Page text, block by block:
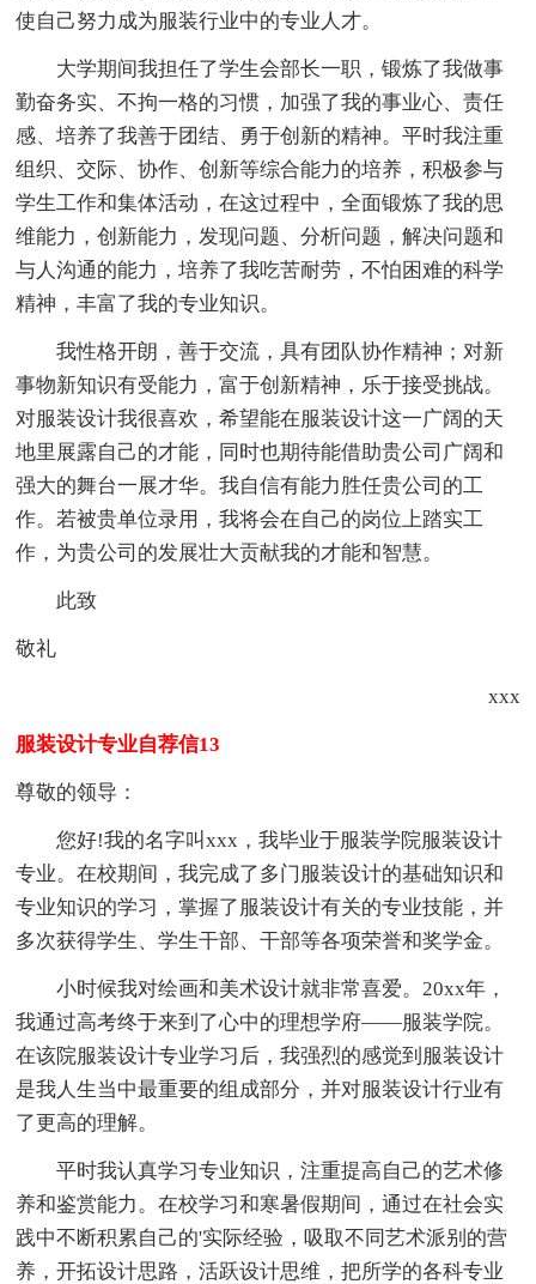
使自己努力成为服装行业中的专业人才。
大学期间我担任了学生会部长一职，锻炼了我做事
勤奋务实、不拘一格的习惯，加强了我的事业心、责任
感、培养了我善于团结、勇于创新的精神。平时我注重
组织、交际、协作、创新等综合能力的培养，积极参与
学生工作和集体活动，在这过程中，全面锻炼了我的思
维能力，创新能力，发现问题、分析问题，解决问题和
与人沟通的能力，培养了我吃苦耐劳，不怕困难的科学
精神，丰富了我的专业知识。
我性格开朗，善于交流，具有团队协作精神；对新
事物新知识有受能力，富于创新精神，乐于接受挑战。
对服装设计我很喜欢，希望能在服装设计这一广阔的天
地里展露自己的才能，同时也期待能借助贵公司广阔和
强大的舞台一展才华。我自信有能力胜任贵公司的工
作。若被贵单位录用，我将会在自己的岗位上踏实工
作，为贵公司的发展壮大贡献我的才能和智慧。
此致
敬礼
xxx
服装设计专业自荐信13
尊敬的领导：
您好!我的名字叫xxx，我毕业于服装学院服装设计
专业。在校期间，我完成了多门服装设计的基础知识和
专业知识的学习，掌握了服装设计有关的专业技能，并
多次获得学生、学生干部、干部等各项荣誉和奖学金。
小时候我对绘画和美术设计就非常喜爱。20xx年，
我通过高考终于来到了心中的理想学府——服装学院。
在该院服装设计专业学习后，我强烈的感觉到服装设计
是我人生当中最重要的组成部分，并对服装设计行业有
了更高的理解。
平时我认真学习专业知识，注重提高自己的艺术修
养和鉴赏能力。在校学习和寒暑假期间，通过在社会实
践中不断积累自己的'实际经验，吸取不同艺术派别的营
养，开拓设计思路，活跃设计思维，把所学的各科专业